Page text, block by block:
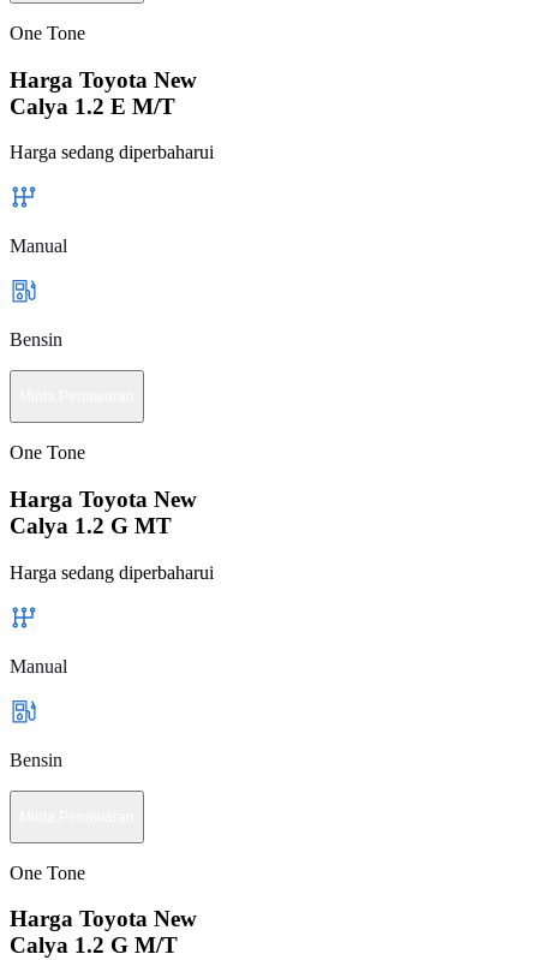
One Tone
Harga Toyota New
Calya 1.2 E M/T
Harga sedang diperbaharui
Manual
Bensin
One Tone
Harga Toyota New
Calya 1.2 G MT
Harga sedang diperbaharui
Manual
Bensin
One Tone
Harga Toyota New
Calya 1.2 G M/T